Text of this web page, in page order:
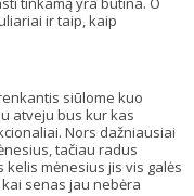
ir taip, kaip
siūlome kuo
atveju bus kur kas
Nors dažniausiai
tačiau radus
mėnesius jis vis galės
senas jau nebėra